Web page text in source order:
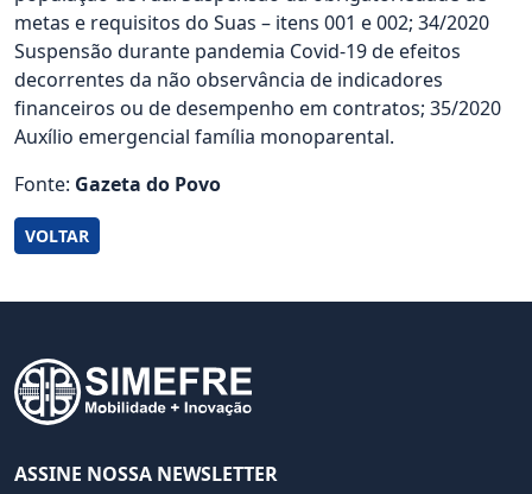
metas e requisitos do Suas – itens 001 e 002; 34/2020
Suspensão durante pandemia Covid-19 de efeitos
decorrentes da não observância de indicadores
financeiros ou de desempenho em contratos; 35/2020
Auxílio emergencial família monoparental.
Fonte: Gazeta do Povo
VOLTAR
ASSINE NOSSA NEWSLETTER